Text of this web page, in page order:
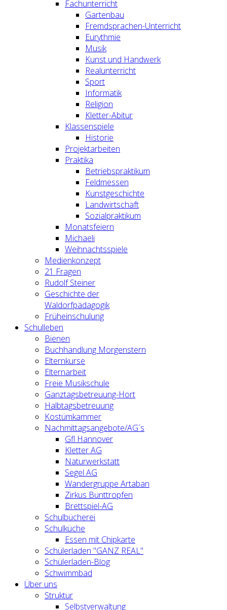
Fachunterricht
Gartenbau
Fremdsprachen-Unterricht
Eurythmie
Musik
Kunst und Handwerk
Realunterricht
Sport
Informatik
Religion
Kletter-Abitur
Klassenspiele
Historie
Projektarbeiten
Praktika
Betriebspraktikum
Feldmessen
Kunstgeschichte
Landwirtschaft
Sozialpraktikum
Monatsfeiern
Michaeli
Weihnachtsspiele
Medienkonzept
21 Fragen
Rudolf Steiner
Geschichte der
Waldorfpädagogik
Früheinschulung
Schulleben
Bienen
Buchhandlung Morgenstern
Elternkurse
Elternarbeit
Freie Musikschule
Ganztagsbetreuung-Hort
Halbtagsbetreuung
Kostümkammer
Nachmittagsangebote/AG´s
Gfl Hannover
Kletter AG
Naturwerkstatt
Segel AG
Wandergruppe Artaban
Zirkus Bunttropfen
Brettspiel-AG
Schulbücherei
Schulküche
Essen mit Chipkarte
Schülerladen "GANZ REAL"
Schülerladen-Blog
Schwimmbad
Über uns
Struktur
Selbstverwaltung